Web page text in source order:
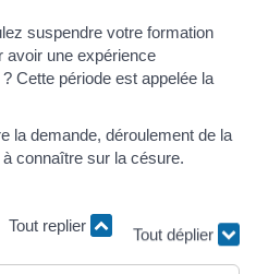
suspendre votre formation
avoir une expérience
Cette période est appelée la
la demande, déroulement de la
connaître sur la césure.
Tout replier
Tout déplier